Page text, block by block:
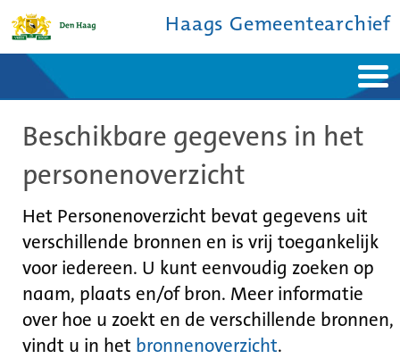
Haags Gemeentearchief
Ontdek de stad
De studiezaal
Bronnen en collecties
Contact
Beschikbare gegevens in het
personenoverzicht
Het Personenoverzicht bevat gegevens uit
verschillende bronnen en is vrij toegankelijk
voor iedereen. U kunt eenvoudig zoeken op
naam, plaats en/of bron. Meer informatie
over hoe u zoekt en de verschillende bronnen,
vindt u in het bronnenoverzicht.